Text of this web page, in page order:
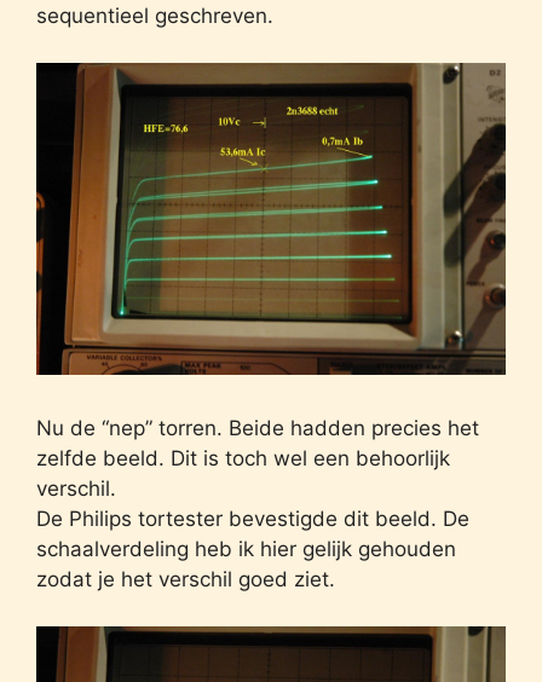
sequentieel geschreven.
Nu de “nep” torren. Beide hadden precies het
zelfde beeld. Dit is toch wel een behoorlijk
verschil.
De Philips tortester bevestigde dit beeld. De
schaalverdeling heb ik hier gelijk gehouden
zodat je het verschil goed ziet.